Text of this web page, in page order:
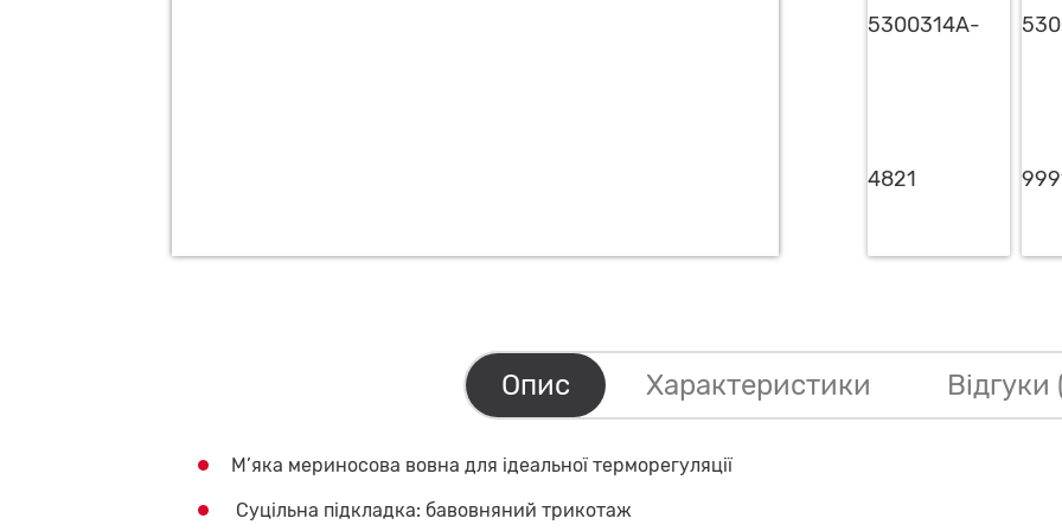
Опис Характеристики Відгуки
М’яка мериносова вовна для ідеальної терморегуляції
Суцільна підкладка: бавовняний трикотаж